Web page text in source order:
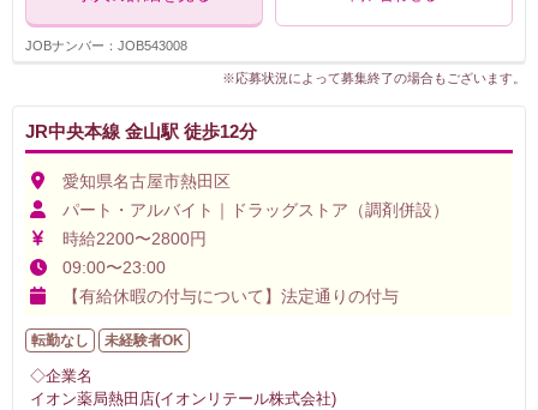
JOBナンバー：JOB543008
※応募状況によって募集終了の場合もございます。
JR中央本線 金山駅 徒歩12分
愛知県名古屋市熱田区
パート・アルバイト｜ドラッグストア（調剤併設）
時給2200〜2800円
09:00〜23:00
【有給休暇の付与について】法定通りの付与
転勤なし 未経験者OK
◇企業名
イオン薬局熱田店(イオンリテール株式会社)